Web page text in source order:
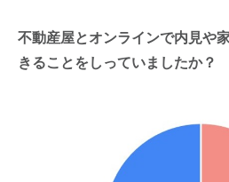
不動産屋とオンラインで内見や
きることをしっていましたか？